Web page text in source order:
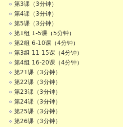
第3课（3分钟）
第4课（3分钟）
第5课（3分钟）
第1组 1-5课（5分钟）
第2组 6-10课（4分钟）
第3组 11-15课（4分钟）
第4组 16-20课（4分钟）
第21课（3分钟）
第22课（3分钟）
第23课（3分钟）
第24课（3分钟）
第25课（3分钟）
第26课（3分钟）